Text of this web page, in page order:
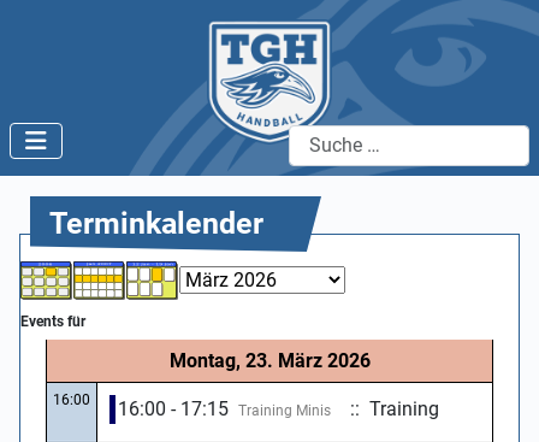
Suchen
Terminkalender
Events für
Montag, 23. März 2026
16:00 16:00 - 17:15 Training Minis :: Training